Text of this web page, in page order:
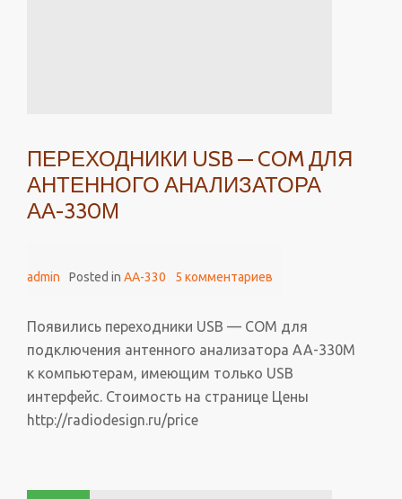
ПЕРЕХОДНИКИ USB — COM ДЛЯ
АНТЕННОГО АНАЛИЗАТОРА
АА-330М
admin Posted in AA-330 5 комментариев
Появились переходники USB — COM для
подключения антенного анализатора АА-330М
к компьютерам, имеющим только USB
интерфейс. Стоимость на странице Цены
http://radiodesign.ru/price